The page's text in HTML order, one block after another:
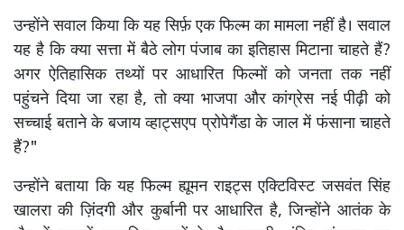
उन्होंने सवाल किया कि यह सिर्फ़ एक फिल्म का मामला नहीं है। सवाल
यह है कि क्या सत्ता में बैठे लोग पंजाब का इतिहास मिटाना चाहते हैं?
अगर ऐतिहासिक तथ्यों पर आधारित फिल्मों को जनता तक नहीं
पहुंचने दिया जा रहा है, तो क्या भाजपा और कांग्रेस नई पीढ़ी को
सच्चाई बताने के बजाय व्हाट्सएप प्रोपेगैंडा के जाल में फंसाना चाहते
हैं?"
उन्होंने बताया कि यह फिल्म ह्यूमन राइट्स एक्टिविस्ट जसवंत सिंह
खालरा की ज़िंदगी और कुर्बानी पर आधारित है, जिन्होंने आतंक के